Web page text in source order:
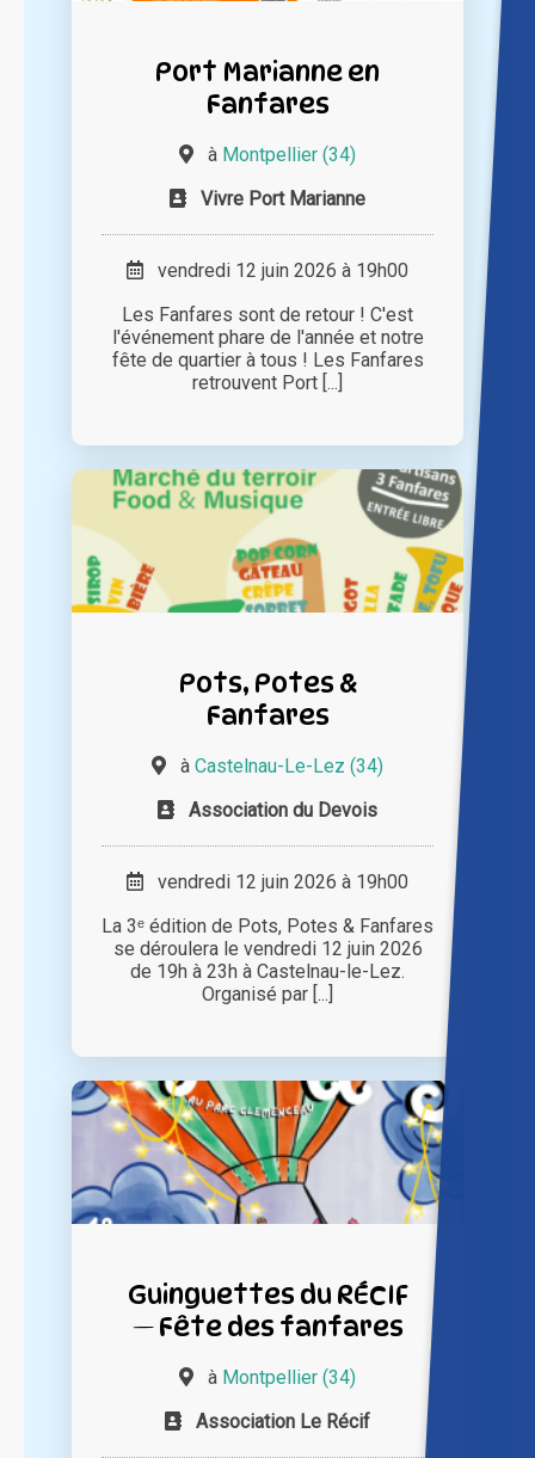
Port Marianne en
Fanfares
à Montpellier (34)
Vivre Port Marianne
vendredi 12 juin 2026 à 19h00
Les Fanfares sont de retour ! C'est
l'événement phare de l'année et notre
fête de quartier à tous ! Les Fanfares
retrouvent Port [...]
Pots, Potes &
Fanfares
à Castelnau-Le-Lez (34)
Association du Devois
vendredi 12 juin 2026 à 19h00
La 3ᵉ édition de Pots, Potes & Fanfares
se déroulera le vendredi 12 juin 2026
de 19h à 23h à Castelnau-le-Lez.
Organisé par [...]
Guinguettes du RÉCIF
— Fête des fanfares
à Montpellier (34)
Association Le Récif